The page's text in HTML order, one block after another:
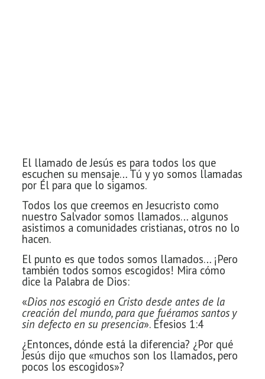
El llamado de Jesús es para todos los que
escuchen su mensaje… Tú y yo somos llamadas
por Él para que lo sigamos.
Todos los que creemos en Jesucristo como
nuestro Salvador somos llamados… algunos
asistimos a comunidades cristianas, otros no lo
hacen.
El punto es que todos somos llamados… ¡Pero
también todos somos escogidos! Mira cómo
dice la Palabra de Dios:
«Dios nos escogió en Cristo desde antes de la
creación del mundo, para que fuéramos santos y
sin defecto en su presencia». Efesios 1:4
¿Entonces, dónde está la diferencia? ¿Por qué
Jesús dijo que «muchos son los llamados, pero
pocos los escogidos»?